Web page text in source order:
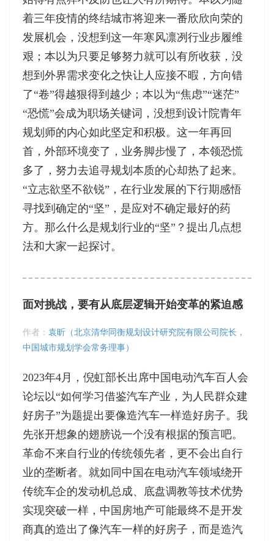
着三年疫情的终结城市将迎来一番欣欣向荣的
发展机会，没想到这一年寒风凛冽行业步履维
艰；本以为只要足够努力就可以有所收获，没
想到外界需求变化之快让人应接不暇，方向错
了“卷”得越狠得到越少；本以为“焦虑”“迷茫”
“恐慌”会成为职场关键词，没想到设计院青年
规划师的内心如此坚定和积极。这一年再回
首，外部环境变了，业务脚步慢了，本领恐慌
多了，努力去追寻规划本质的心却热了起来。
“立志欲坚不欲锐”，在行业发展的下行期感悟
寻找到确定的“坚”，是应对不确定最好的药
方。那么什么是规划行业的“坚”？提出几点想
法和大家一起探讨。
面对挑战，要有从底层逻辑开始变革的紧迫感
作者： 袁昕（北京清华同衡规划设计研究院有限公司院长，
中国城市规划学会常务理事）
2023年4月，倪虹部长出席中国电动汽车百人会
论坛以“如何学习借鉴汽车产业，为人民群众建
好房子”为题提出要像造汽车一样造好房子。我
先张开想象的翅膀说一个没有根据的预言吧。
革命不来自行业的传统领先者，更不会出自行
业的垄断者。就如同中国在电动汽车领域绕开
传统车企的发动机总成、底盘调教等技术优势
实现突破一样，中国房地产可能最终不是开发
商真的造出了像汽车一样的好房子，而是造汽